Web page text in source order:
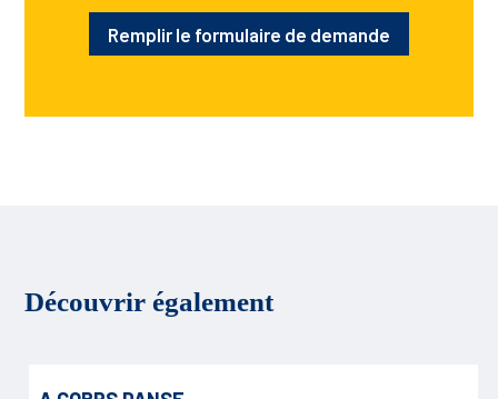
Remplir le formulaire de demande
Découvrir également